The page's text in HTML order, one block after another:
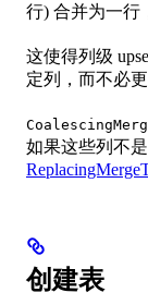
行) 合并为一行
这使得列级
定列，而不必更
如果这些列不
创建表